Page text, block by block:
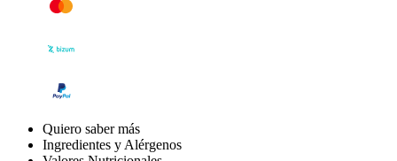
Quiero saber más
Ingredientes y Alérgenos